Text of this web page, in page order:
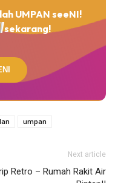
UMPAN seeNI!
sekarang!
umpan
Next article
Retro – Rumah Rakit Air